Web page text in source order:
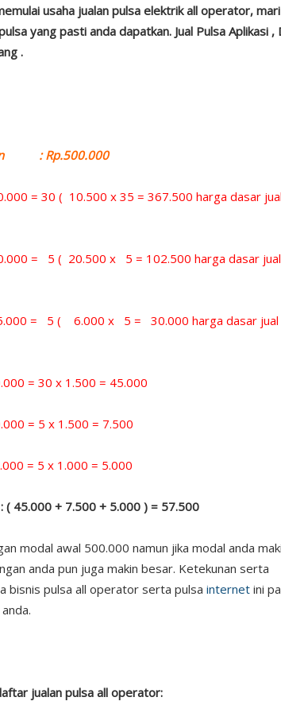
usaha jualan pulsa elektrik all operator,
yang pasti anda dapatkan. Jual Pulsa Aplikasi ,
.
: Rp.500.000
= 30 ( 10.500 x 35 = 367.500 harga dasar jual
= 5 ( 20.500 x 5 = 102.500 harga dasar jual
5.000 = 5 ( 6.000 x 5 = 30.000 harga dasar
30 x 1.500 = 45.000
5 x 1.500 = 7.500
5 x 1.000 = 5.000
( 45.000 + 7.500 + 5.000 ) = 57.500
modal awal 500.000 namun jika modal anda
anda pun juga makin besar. Ketekunan serta
bisnis pulsa all operator serta pulsa internet ini
jualan pulsa all operator: